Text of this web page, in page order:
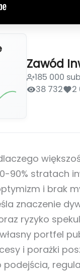
Zawód
185 000
38 732
2
90% stratach
i brak
znaczenie
ryzyko
portfel
i porażki